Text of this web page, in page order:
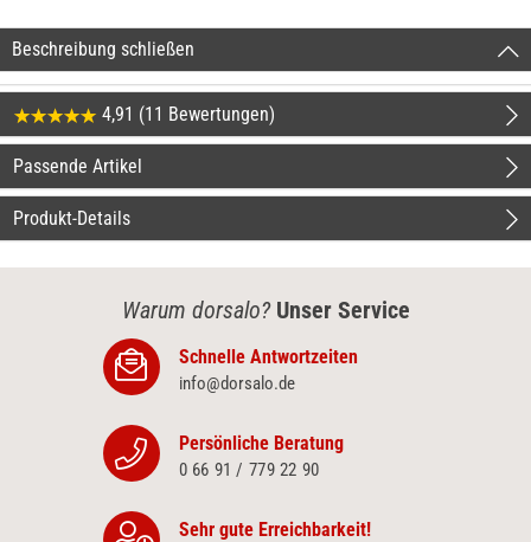
Beschreibung schließen
4,91 (11 Bewertungen)
Passende Artikel
Produkt-Details
Warum dorsalo? Unser Service
Schnelle Antwortzeiten
info@dorsalo.de
Persönliche Beratung
0 66 91 / 779 22 90
Sehr gute Erreichbarkeit!